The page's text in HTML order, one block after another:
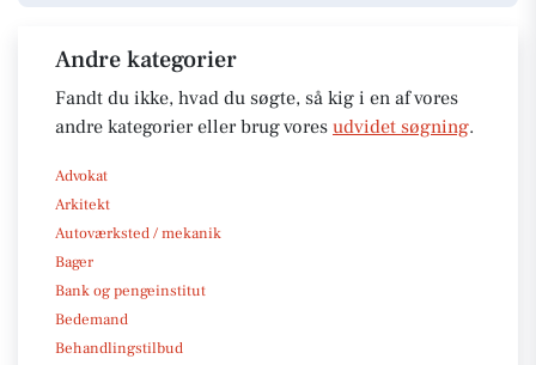
Andre kategorier
Fandt du ikke, hvad du søgte, så kig i en af vores
andre kategorier eller brug vores udvidet søgning.
Advokat
Arkitekt
Autoværksted / mekanik
Bager
Bank og pengeinstitut
Bedemand
Behandlingstilbud